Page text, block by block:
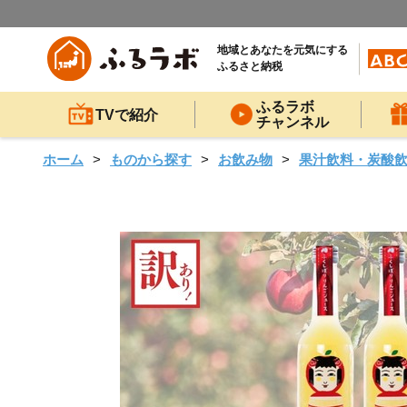
地域とあなたを元気にする
ふるさと納税
TVで紹介
ふるラボ
チャンネル
ホーム ものから探す お飲み物 果汁飲料・炭酸